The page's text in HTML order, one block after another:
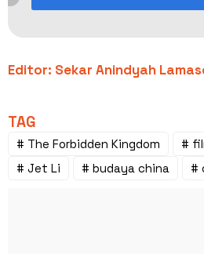
Editor: Sekar Anindyah
TAG
# The Forbidden Kingdom #
# Jet Li
# budaya china #